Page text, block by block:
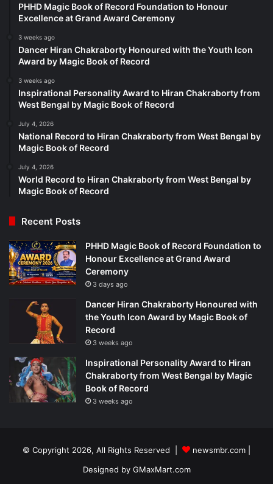
PHHD Magic Book of Record Foundation to Honour
Excellence at Grand Award Ceremony
3 weeks ago
Dancer Hiran Chakraborty Honoured with the Youth Icon
Award by Magic Book of Record
3 weeks ago
Inspirational Personality Award to Hiran Chakraborty from
West Bengal by Magic Book of Record
July 4, 2026
National Record to Hiran Chakraborty from West Bengal by
Magic Book of Record
July 4, 2026
World Record to Hiran Chakraborty from West Bengal by
Magic Book of Record
Recent Posts
PHHD Magic Book of Record Foundation to
Honour Excellence at Grand Award
Ceremony
3 days ago
Dancer Hiran Chakraborty Honoured with
the Youth Icon Award by Magic Book of
Record
3 weeks ago
Inspirational Personality Award to Hiran
Chakraborty from West Bengal by Magic
Book of Record
3 weeks ago
© Copyright 2026, All Rights Reserved |
newsmbr.com |
Designed by GMaxMart.com